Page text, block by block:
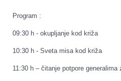
Program :
09:30 h - okupljanje kod križa
10:30 h - Sveta misa kod križa
11:30 h – čitanje potpore generalima